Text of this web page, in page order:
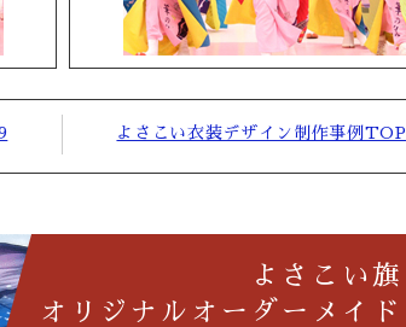
よさこい衣装デザイン制作事例TOP
よさこい旗
オリジナルオーダーメイド